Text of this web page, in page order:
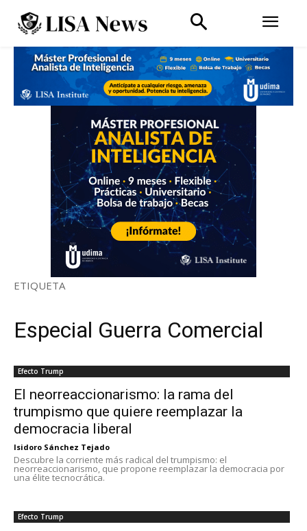
ETIQUETA
Especial Guerra Comercial
Efecto Trump
El neorreaccionarismo: la rama del
trumpismo que quiere reemplazar la
democracia liberal
Isidoro Sánchez Tejado
Descubre la corriente más radical del trumpismo: el
neorreaccionarismo, que propone reemplazar la democracia por
una élite tecnocrática.
Efecto Trump